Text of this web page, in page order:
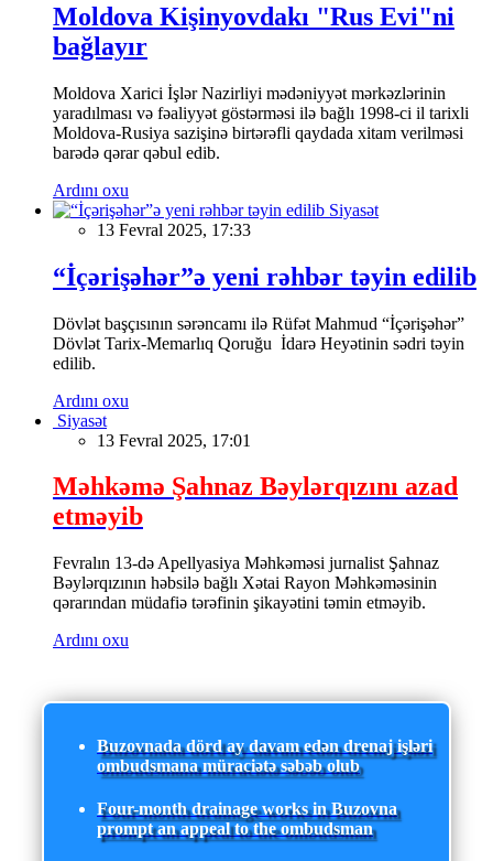
Moldova Kişinyovdakı "Rus Evi"ni
bağlayır
Moldova Xarici İşlər Nazirliyi mədəniyyət mərkəzlərinin
yaradılması və fəaliyyət göstərməsi ilə bağlı 1998-ci il tarixli
Moldova-Rusiya sazişinə birtərəfli qaydada xitam verilməsi
barədə qərar qəbul edib.
Ardını oxu
Siyasət
13 Fevral 2025, 17:33
“İçərişəhər”ə yeni rəhbər təyin edilib
Dövlət başçısının sərəncamı ilə Rüfət Mahmud “İçərişəhər”
Dövlət Tarix-Memarlıq Qoruğu İdarə Heyətinin sədri təyin
edilib.
Ardını oxu
Siyasət
13 Fevral 2025, 17:01
Məhkəmə Şahnaz Bəylərqızını azad
etməyib
Fevralın 13-də Apellyasiya Məhkəməsi jurnalist Şahnaz
Bəylərqızının həbsilə bağlı Xətai Rayon Məhkəməsinin
qərarından müdafiə tərəfinin şikayətini təmin etməyib.
Ardını oxu
Buzovnada dörd ay davam edən drenaj işləri
ombudsmana müraciətə səbəb olub
Four-month drainage works in Buzovna
prompt an appeal to the ombudsman